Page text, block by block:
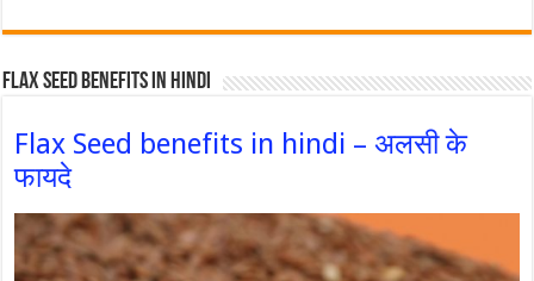
Flax Seed Benefits in hindi
Flax Seed benefits in hindi – अलसी के
फायदे